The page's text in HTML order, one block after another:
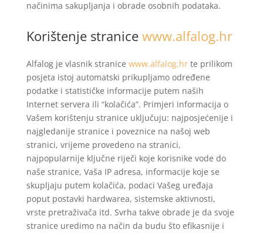
načinima sakupljanja i obrade osobnih podataka.
Korištenje stranice www.alfalog.hr
Alfalog je vlasnik stranice www.alfalog.hrte prilikom
posjeta istoj automatski prikupljamo određene
podatke i statističke informacije putem naših
Internet servera ili “kolačića”. Primjeri informacija o
Vašem korištenju stranice uključuju: najposjećenije i
najgledanije stranice i poveznice na našoj web
stranici, vrijeme provedeno na stranici,
najpopularnije ključne riječi koje korisnike vode do
naše stranice, Vaša IP adresa, informacije koje se
skupljaju putem kolačića, podaci Vašeg uređaja
poput postavki hardwarea, sistemske aktivnosti,
vrste pretraživača itd. Svrha takve obrade je da svoje
stranice uredimo na način da budu što efikasnije i